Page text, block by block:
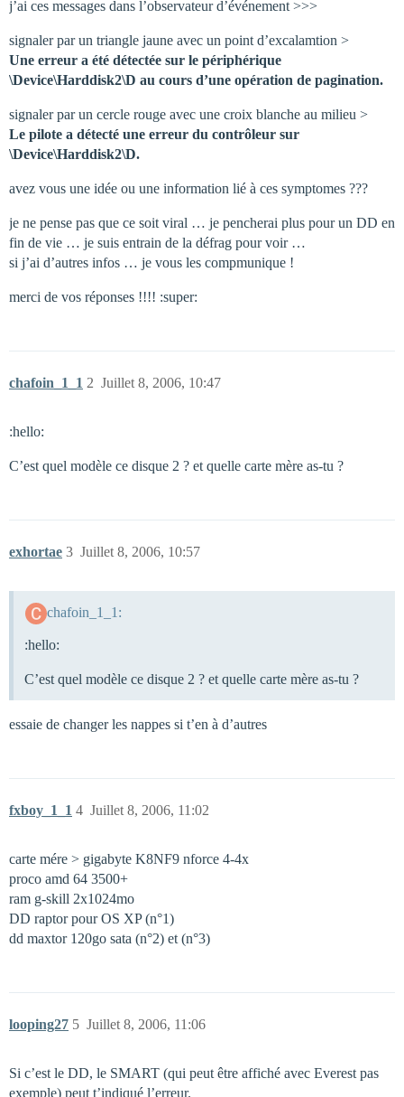
j’ai ces messages dans l’observateur d’événement >>>
signaler par un triangle jaune avec un point d’excalamtion >
Une erreur a été détectée sur le périphérique
\Device\Harddisk2\D au cours d’une opération de pagination.
signaler par un cercle rouge avec une croix blanche au milieu >
Le pilote a détecté une erreur du contrôleur sur
\Device\Harddisk2\D.
avez vous une idée ou une information lié à ces symptomes ???
je ne pense pas que ce soit viral … je pencherai plus pour un DD en
fin de vie … je suis entrain de la défrag pour voir …
si j’ai d’autres infos … je vous les compmunique !
merci de vos réponses !!!! :super:
chafoin_1_1 Juillet 8, 2006, 10:47
2
:hello:
C’est quel modèle ce disque 2 ? et quelle carte mère as-tu ?
exhortae Juillet 8, 2006, 10:57
3
chafoin_1_1:
:hello:
C’est quel modèle ce disque 2 ? et quelle carte mère as-tu ?
essaie de changer les nappes si t’en à d’autres
fxboy_1_1 Juillet 8, 2006, 11:02
4
carte mére > gigabyte K8NF9 nforce 4-4x
proco amd 64 3500+
ram g-skill 2x1024mo
DD raptor pour OS XP (n°1)
dd maxtor 120go sata (n°2) et (n°3)
looping27 Juillet 8, 2006, 11:06
5
Si c’est le DD, le SMART (qui peut être affiché avec Everest pas
exemple) peut t’indiqué l’erreur.